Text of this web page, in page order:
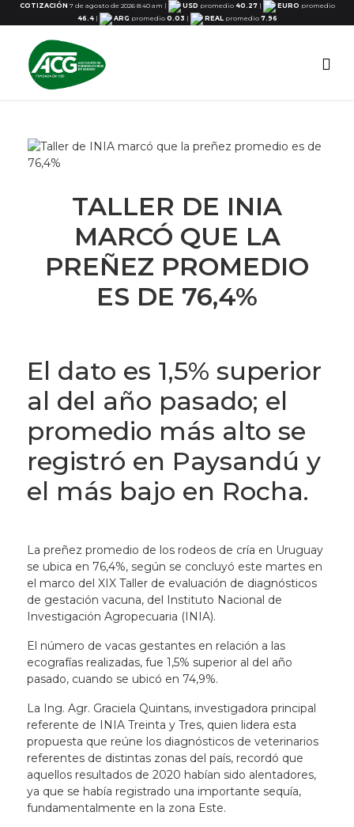
COTIZACIÓN 7 de agosto de 2026 8:40 am | USD promedio 40.27 | EURO promedio
46.4 | ARG promedio 0.03 | REALpromedio 7.96
TALLER DE INIA
MARCÓ QUE LA
PREÑEZ PROMEDIO
ES DE 76,4%
El dato es 1,5% superior
al del año pasado; el
promedio más alto se
registró en Paysandú y
el más bajo en Rocha.
La preñez promedio de los rodeos de cría en Uruguay
se ubica en 76,4%, según se concluyó este martes en
el marco del XIX Taller de evaluación de diagnósticos
de gestación vacuna, del Instituto Nacional de
Investigación Agropecuaria (INIA).
El número de vacas gestantes en relación a las
ecografías realizadas, fue 1,5% superior al del año
pasado, cuando se ubicó en 74,9%.
La Ing. Agr. Graciela Quintans, investigadora principal
referente de INIA Treinta y Tres, quien lidera esta
propuesta que reúne los diagnósticos de veterinarios
referentes de distintas zonas del país, recordó que
aquellos resultados de 2020 habían sido alentadores,
ya que se había registrado una importante sequía,
fundamentalmente en la zona Este.